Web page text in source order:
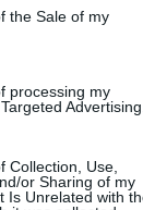
the Sale of my
processing my
Advertising.
Collection, Use,
or Sharing of my
Is Unrelated with
aktivní: 02.03.2021
Líbí se:0